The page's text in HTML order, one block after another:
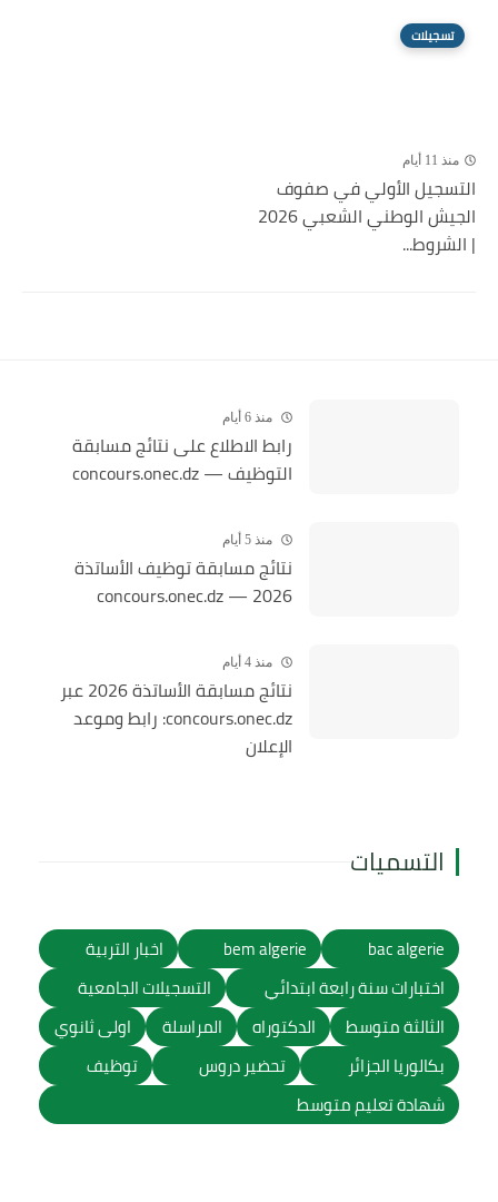
تسجيلات
منذ 11 أيام
التسجيل الأولي في صفوف
الجيش الوطني الشعبي 2026
| الشروط...
منذ 6 أيام
رابط الاطلاع على نتائج مسابقة
التوظيف — concours.onec.dz
منذ 5 أيام
نتائج مسابقة توظيف الأساتذة
2026 — concours.onec.dz
منذ 4 أيام
نتائج مسابقة الأساتذة 2026 عبر
concours.onec.dz: رابط وموعد
الإعلان
التسميات
bac algerie
bem algerie
اخبار التربية
اختبارات سنة رابعة ابتدائي
التسجيلات الجامعية
الثالثة متوسط
الدكتوراه المراسلة
اولى ثانوي
بكالوريا الجزائر
تحضير دروس
توظيف
شهادة تعليم متوسط